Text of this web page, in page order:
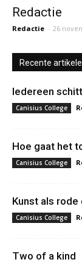
Redactie
Redactie - 26
Recente
Iedereen
Canisius College
Hoe gaat het
Canisius College
Kunst als rode
Canisius College
Two of a kind